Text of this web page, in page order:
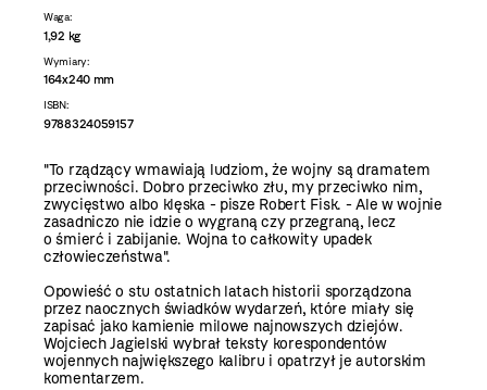
Waga:
1,92 kg
Wymiary:
164x240 mm
ISBN:
9788324059157
"To rządzący wmawiają ludziom, że wojny są dramatem
przeciwności. Dobro przeciwko złu, my przeciwko nim,
zwycięstwo albo klęska - pisze Robert Fisk. - Ale w wojnie
zasadniczo nie idzie o wygraną czy przegraną, lecz
o śmierć i zabijanie. Wojna to całkowity upadek
człowieczeństwa".
Opowieść o stu ostatnich latach historii sporządzona
przez naocznych świadków wydarzeń, które miały się
zapisać jako kamienie milowe najnowszych dziejów.
Wojciech Jagielski wybrał teksty korespondentów
wojennych największego kalibru i opatrzył je autorskim
komentarzem.